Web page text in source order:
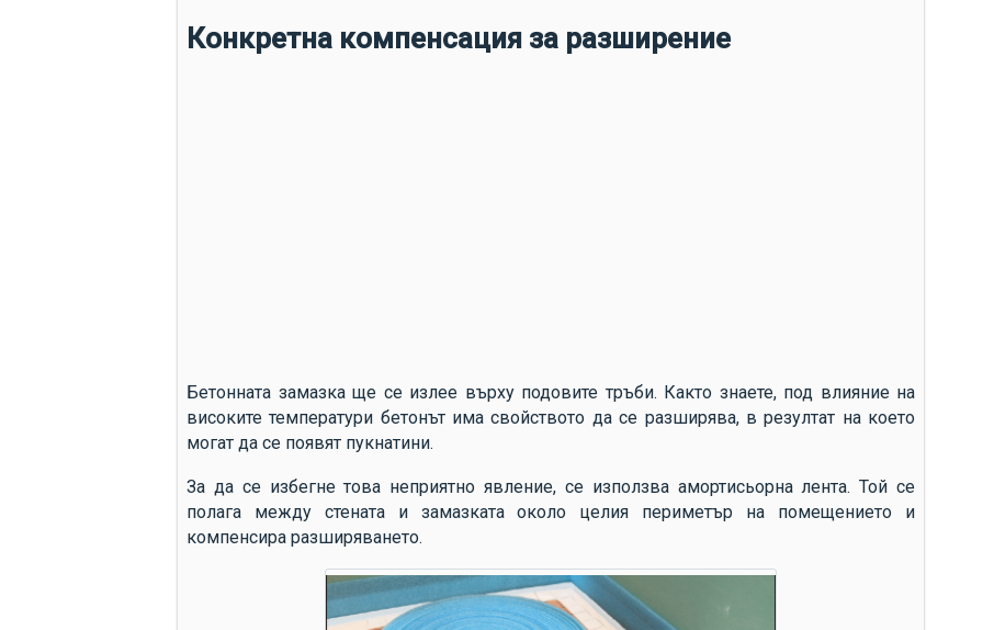
Конкретна компенсация за разширение
Бетонната замазка ще се излее върху подовите тръби. Както знаете, под влияние на
високите температури бетонът има свойството да се разширява, в резултат на което
могат да се появят пукнатини.
За да се избегне това неприятно явление, се използва амортисьорна лента. Той се
полага между стената и замазката около целия периметър на помещението и
компенсира разширяването.